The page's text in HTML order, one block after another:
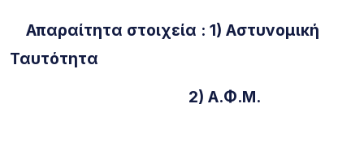
Απαραίτητα στοιχεία : 1) Αστυνομική
Ταυτότητα
2) Α.Φ.Μ.